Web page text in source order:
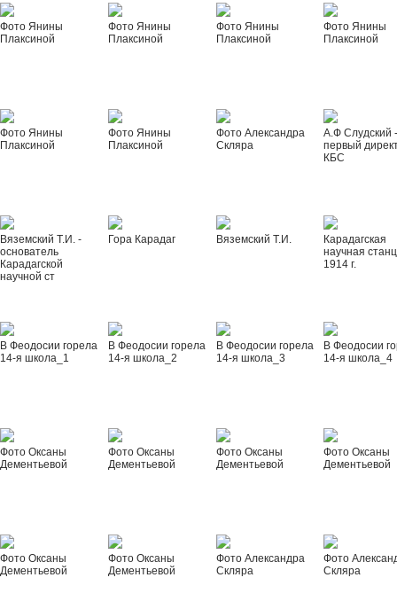
Фото Янины
Плаксиной
Фото Янины
Плаксиной
Фото Янины
Плаксиной
Фото Янины
Плаксиной
Фото Янины
Плаксиной
Фото Янины
Плаксиной
Фото Александра
Скляра
А.Ф Слудский
первый
КБС
Вяземский Т.И. -
основатель
Карадагской
научной ст
Гора Карадаг Вяземский Т.И.
Карадагская
научная
1914 г.
В Феодосии горела
14-я школа_1
В Феодосии горела
14-я школа_2
В Феодосии горела
14-я школа_3
В Феодосии
14-я школа_4
Фото Оксаны
Дементьевой
Фото Оксаны
Дементьевой
Фото Оксаны
Дементьевой
Фото Оксаны
Дементьевой
Фото Оксаны
Дементьевой
Фото Оксаны
Дементьевой
Фото Александра
Скляра
Фото
Скляра